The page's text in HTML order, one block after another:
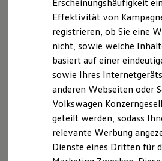
Ladezeitensimulator
Batterie
Sicherheit
Garantie und
Nachhaltigkeit
Technologie
Kosten und Kauf
Verbrauchskosten
Kaufoptionen
E-Auto-Förderung
Software und
Die ID. Software 6
ID. Software
Digitale Extras
Schnittstellen zu
Heinz-Dieter Tiemeyer hat
aber nicht nur im Blut,
gelernt. Nach einer fundierten
Kfz-Mechaniker übernahm er
alleinige Geschäftsleitung der
Betriebe von seiner Mutter
Zeitpunkt an steuert Heinz-
Gruppe erfolgreich auf dem
Kontinuierlich erschloss das
Erscheinungshäufigkeit
Effektivität von
registrieren, ob Sie eine
nicht, sowie welche
basiert auf einer
sowie Ihres
anderen Webseiten oder
Volkswagen
geteilt werden, sodass
relevante Werbung
Dienste eines Dritten für